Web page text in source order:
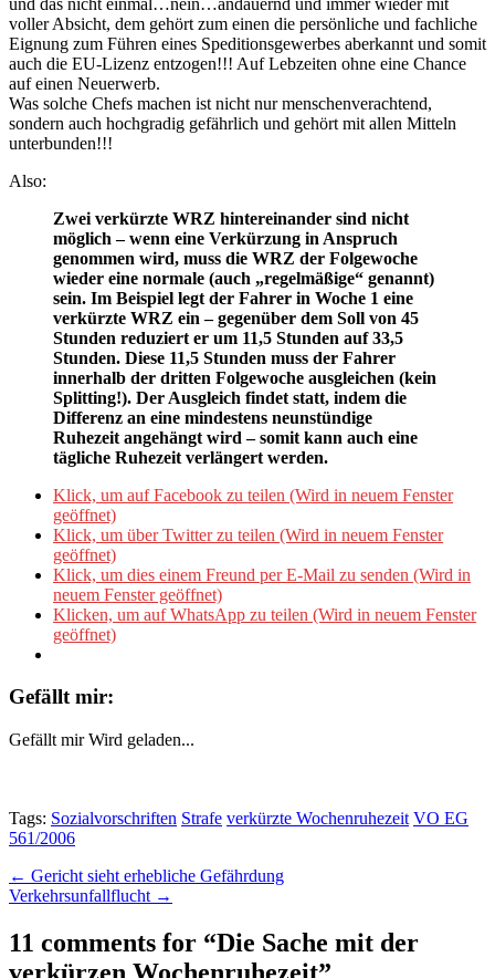
voller Absicht, dem gehört zum einen die persönliche und fachliche
Eignung zum Führen eines Speditionsgewerbes aberkannt und somit
auch die EU-Lizenz entzogen!!! Auf Lebzeiten ohne eine Chance
auf einen Neuerwerb.
Was solche Chefs machen ist nicht nur menschenverachtend,
sondern auch hochgradig gefährlich und gehört mit allen Mitteln
unterbunden!!!
Also:
Zwei verkürzte WRZ hintereinander sind nicht
möglich – wenn eine Verkürzung in Anspruch
genommen wird, muss die WRZ der Folgewoche
wieder eine normale (auch „regelmäßige“ genannt)
sein. Im Beispiel legt der Fahrer in Woche 1 eine
verkürzte WRZ ein – gegenüber dem Soll von 45
Stunden reduziert er um 11,5 Stunden auf 33,5
Stunden. Diese 11,5 Stunden muss der Fahrer
innerhalb der dritten Folgewoche ausgleichen (kein
Splitting!). Der Ausgleich findet statt, indem die
Differenz an eine mindestens neunstündige
Ruhezeit angehängt wird – somit kann auch eine
tägliche Ruhezeit verlängert werden.
Klick, um auf Facebook zu teilen (Wird in neuem Fenster
geöffnet)
Klick, um über Twitter zu teilen (Wird in neuem Fenster
geöffnet)
Klick, um dies einem Freund per E-Mail zu senden (Wird in
neuem Fenster geöffnet)
Klicken, um auf WhatsApp zu teilen (Wird in neuem Fenster
geöffnet)
Gefällt mir:
Gefällt mir Wird geladen...
Tags: Sozialvorschriften Strafe verkürzte Wochenruhezeit VO EG
561/2006
Post
navigation
← Gericht sieht erhebliche Gefährdung
Verkehrsunfallflucht →
11 comments for “Die Sache mit der